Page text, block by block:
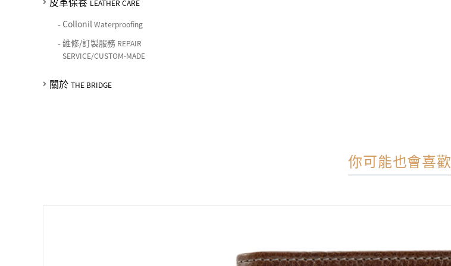
LEATHER CARE
-CollonilWaterproofing
-維修/訂製服務 REPAIR
SERVICE/CUSTOM-MADE
關於 THE BRIDGE
你可能也會喜歡